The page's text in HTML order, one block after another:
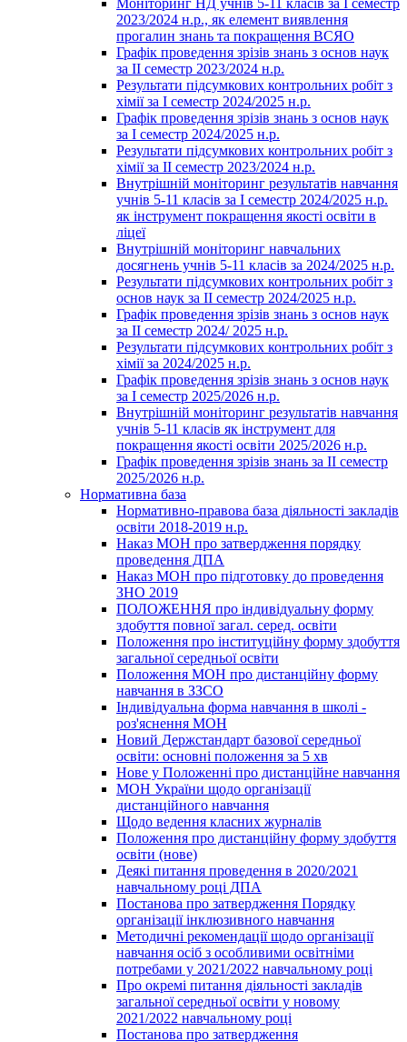
2023/2024 н.р., як елемент виявлення
прогалин знань та покращення ВСЯО
Графік проведення зрізів знань з основ наук
за ІІ семестр 2023/2024 н.р.
Результати підсумкових контрольних робіт з
хімії за І семестр 2024/2025 н.р.
Графік проведення зрізів знань з основ наук
за І семестр 2024/2025 н.р.
Результати підсумкових контрольних робіт з
хімії за ІІ семестр 2023/2024 н.р.
Внутрішній моніторинг результатів навчання
учнів 5-11 класів за І семестр 2024/2025 н.р.
як інструмент покращення якості освіти в
ліцеї
Внутрішній моніторинг навчальних
досягнень учнів 5-11 класів за 2024/2025 н.р.
Результати підсумкових контрольних робіт з
основ наук за ІІ семестр 2024/2025 н.р.
Графік проведення зрізів знань з основ наук
за ІІ семестр 2024/ 2025 н.р.
Результати підсумкових контрольних робіт з
хімії за 2024/2025 н.р.
Графік проведення зрізів знань з основ наук
за І семестр 2025/2026 н.р.
Внутрішній моніторинг результатів навчання
учнів 5-11 класів як інструмент для
покращення якості освіти 2025/2026 н.р.
Графік проведення зрізів знань за ІІ семестр
2025/2026 н.р.
Нормативна база
Нормативно-правова база діяльності закладів
освіти 2018-2019 н.р.
Наказ МОН про затвердження порядку
проведення ДПА
Наказ МОН про підготовку до проведення
ЗНО 2019
ПОЛОЖЕННЯ про індивідуальну форму
здобуття повної загал. серед. освіти
Положення про інституційну форму здобуття
загальної середньої освіти
Положення МОН про дистанційну форму
навчання в ЗЗСО
Індивідуальна форма навчання в школі -
роз'яснення МОН
Новий Держстандарт базової середньої
освіти: основні положення за 5 хв
Нове у Положенні про дистанційне навчання
МОН України щодо організації
дистанційного навчання
Щодо ведення класних журналів
Положення про дистанційну форму здобуття
освіти (нове)
Деякі питання проведення в 2020/2021
навчальному році ДПА
Постанова про затвердження Порядку
організації інклюзивного навчання
Методичні рекомендації щодо організації
навчання осіб з особливими освітніми
потребами у 2021/2022 навчальному році
Про окремі питання діяльності закладів
загальної середньої освіти у новому
2021/2022 навчальному році
Постанова про затвердження